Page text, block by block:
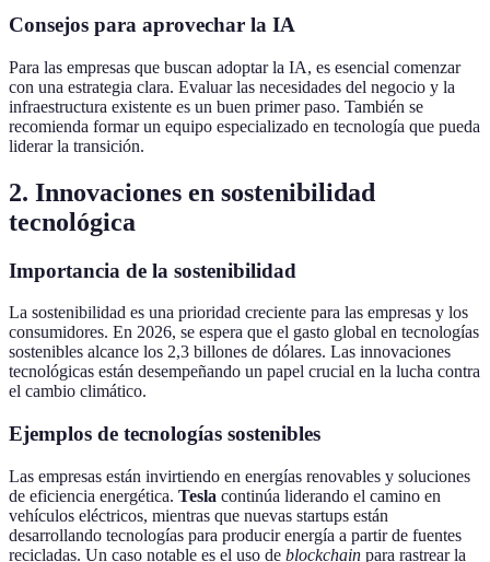
Consejos para aprovechar la IA
Para las empresas que buscan adoptar la IA, es esencial comenzar
con una estrategia clara. Evaluar las necesidades del negocio y la
infraestructura existente es un buen primer paso. También se
recomienda formar un equipo especializado en tecnología que pueda
liderar la transición.
2. Innovaciones en sostenibilidad
tecnológica
Importancia de la sostenibilidad
La sostenibilidad es una prioridad creciente para las empresas y los
consumidores. En 2026, se espera que el gasto global en tecnologías
sostenibles alcance los 2,3 billones de dólares. Las innovaciones
tecnológicas están desempeñando un papel crucial en la lucha contra
el cambio climático.
Ejemplos de tecnologías sostenibles
Las empresas están invirtiendo en energías renovables y soluciones
de eficiencia energética. Tesla continúa liderando el camino en
vehículos eléctricos, mientras que nuevas startups están
desarrollando tecnologías para producir energía a partir de fuentes
recicladas. Un caso notable es el uso de blockchain para rastrear la